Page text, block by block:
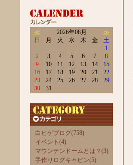
≪ 2026年08月
≫
日
月 火 水 木 金
土
1
2
3 4 5 6 7
8
9
10 11 12 13 14
15
16
17 18 19 20 21
22
23
24 25 26 27 28
29
30
31
白ヒゲブログ(758)
イベント(4)
マウンテンドームとは？(3)
手作りログキャビン(5)